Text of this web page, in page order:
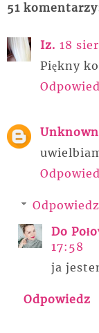
51
Iz. 18
Piękny
Unknown
Do
17:58
ja
Odpowiedz